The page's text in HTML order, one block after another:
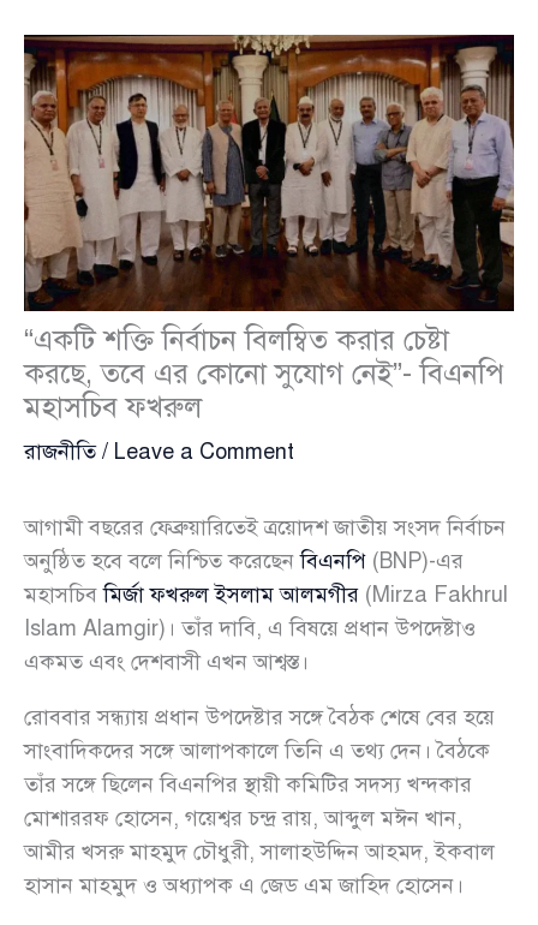
“একটি শক্তি নির্বাচন বিলম্বিত করার চেষ্টা
করছে, তবে এর কোনো সুযোগ নেই”- বিএনপি
মহাসচিব ফখরুল
রাজনীতি/ Leave a Comment
আগামী বছরের ফেব্রুয়ারিতেই ত্রয়োদশ জাতীয় সংসদ নির্বাচন
অনুষ্ঠিত হবে বলে নিশ্চিত করেছেনবিএনপি (BNP)-এর
মহাসচিবমির্জা ফখরুল ইসলাম আলমগীর (Mirza Fakhrul
Islam Alamgir)। তাঁর দাবি, এ বিষয়ে প্রধান উপদেষ্টাও
একমত এবং দেশবাসী এখন আশ্বস্ত।
রোববার সন্ধ্যায় প্রধান উপদেষ্টার সঙ্গে বৈঠক শেষে বের হয়ে
সাংবাদিকদের সঙ্গে আলাপকালে তিনি এ তথ্য দেন। বৈঠকে
তাঁর সঙ্গে ছিলেন বিএনপির স্থায়ী কমিটির সদস্য খন্দকার
মোশাররফ হোসেন, গয়েশ্বর চন্দ্র রায়, আব্দুল মঈন খান,
আমীর খসরু মাহমুদ চৌধুরী, সালাহউদ্দিন আহমদ, ইকবাল
হাসান মাহমুদ ও অধ্যাপক এ জেড এম জাহিদ হোসেন।